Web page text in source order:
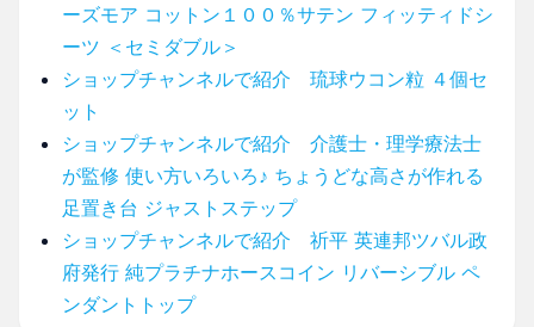
ーズモア コットン１００％サテン フィッティドシ
ーツ ＜セミダブル＞
ショップチャンネルで紹介 琉球ウコン粒 ４個セ
ット
ショップチャンネルで紹介 介護士・理学療法士
が監修 使い方いろいろ♪ ちょうどな高さが作れる
足置き台 ジャストステップ
ショップチャンネルで紹介 祈平 英連邦ツバル政
府発行 純プラチナホースコイン リバーシブル ペ
ンダントトップ